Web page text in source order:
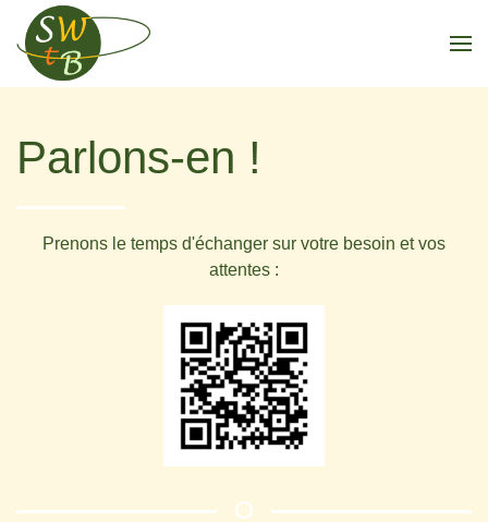
Parlons-en !
Prenons le temps d'échanger sur votre besoin et vos
attentes :